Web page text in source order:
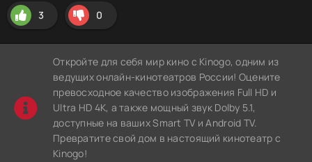
3 0
Откройте для себя мир кино с Kinogo, одним из
ведущих онлайн-кинотеатров России! Оцените
превосходное качество изображения Full HD и
Ultra HD 4K, а также мощный звук Dolby 5.1,
доступные на ваших Smart TV и Android TV.
Превратите свой дом в настоящий кинотеатр с
Kinogo!